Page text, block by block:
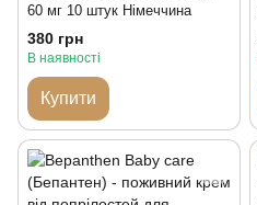
60 мг 10 штук Німеччина
380 грн
В наявності
Купити